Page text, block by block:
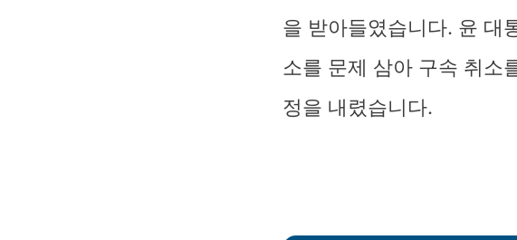
을 받아들였습니다. 윤 대
소를 문제 삼아 구속 취소
정을 내렸습니다.